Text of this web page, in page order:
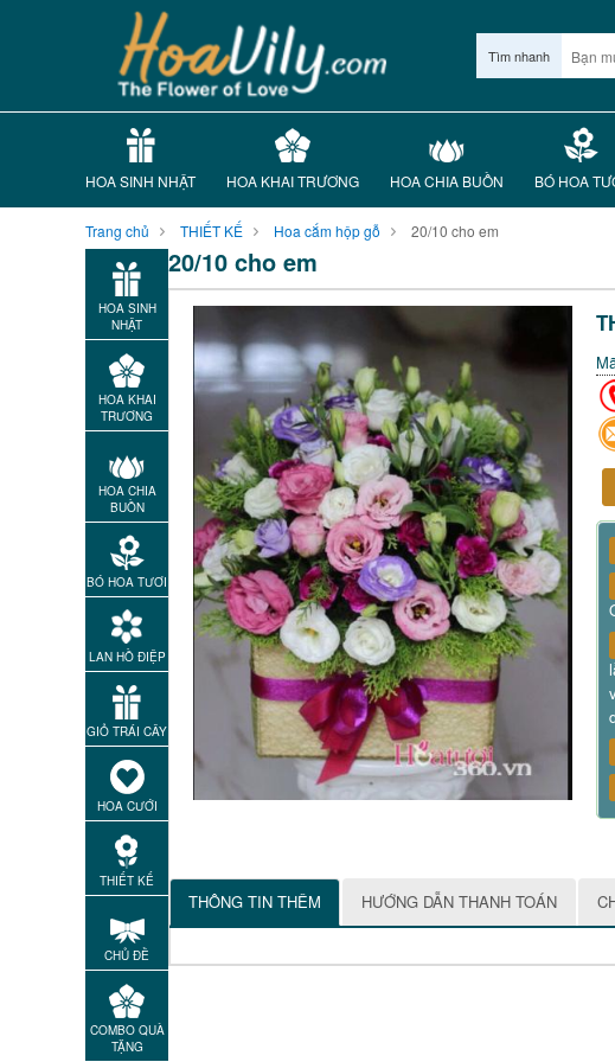
Tìm nhanh
HOA SINH NHẬT HOA KHAI TRƯƠNG HOA CHIA BUỒN BÓ HOA
Trang chủ THIẾT KẾ Hoa cắm hộp gỗ 20/10 cho em
HOA SINH
NHẬT
HOA KHAI
TRƯƠNG
HOA CHIA
BUỒN
BÓ HOA TƯƠI
LAN HỒ ĐIỆP
GIỎ TRÁI CÂY
HOA CƯỚI
THIẾT KẾ
CHỦ ĐỀ
COMBO QUÀ
TẶNG
20/10 cho em
THÔNG TIN THÊM HƯỚNG DẪN THANH TOÁN